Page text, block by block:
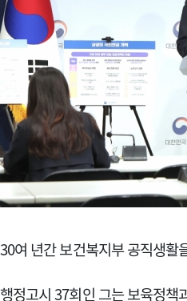
30여 년간 보건복지부 공직생활
행정고시 37회인 그는 보육정책